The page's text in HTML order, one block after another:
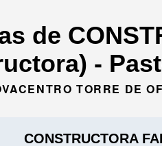
de
-
TORRE DE
CONSTRUCTORA